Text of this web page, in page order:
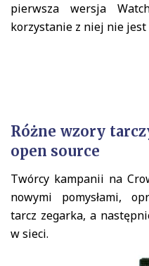
pierwsza wersja
korzystanie z niej nie jest
Różne wzory
open source
Twórcy kampanii na
nowymi pomysłami,
tarcz zegarka, a
w sieci.